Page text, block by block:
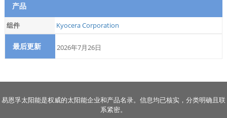
产品
组件 Kyocera Corporation
最后更新 2026年7月26日
易恩孚太阳能是权威的太阳能企业和产品名录。信息均已核实，分类明确且联
系紧密。